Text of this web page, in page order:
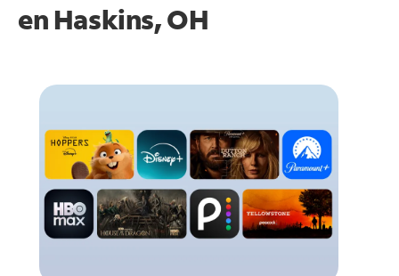
en Haskins, OH